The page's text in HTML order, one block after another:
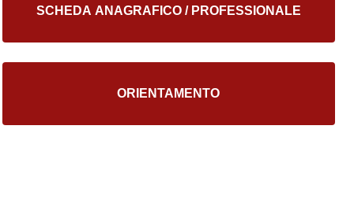
SCHEDA ANAGRAFICO / PROFESSIONALE
ORIENTAMENTO